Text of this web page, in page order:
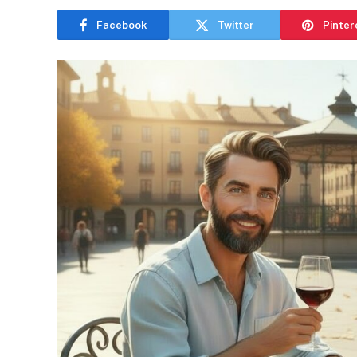
Facebook Twitter